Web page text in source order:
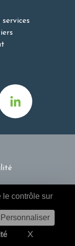
services
Carte interactive
le contrôle sur
Personnaliser
X